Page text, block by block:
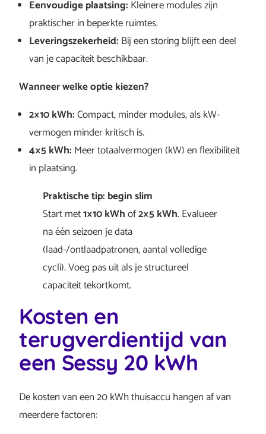
Eenvoudige plaatsing: Kleinere modules zijn
praktischer in beperkte ruimtes.
Leveringszekerheid: Bij een storing blijft een deel
van je capaciteit beschikbaar.
Wanneer welke optie kiezen?
2×10 kWh:Compact, minder modules, als kW-
vermogen minder kritisch is.
4×5 kWh: Meer totaalvermogen (kW) en flexibiliteit
in plaatsing.
Praktische tip: begin slim
Start met1×10 kWhof2×5 kWh. Evalueer
na één seizoen je data
(laad-/ontlaadpatronen, aantal volledige
cycli). Voeg pas uit als je structureel
capaciteit tekortkomt.
Kosten en
terugverdientijd van
een Sessy 20 kWh
De kosten van een 20 kWh thuisaccu hangen af van
meerdere factoren: